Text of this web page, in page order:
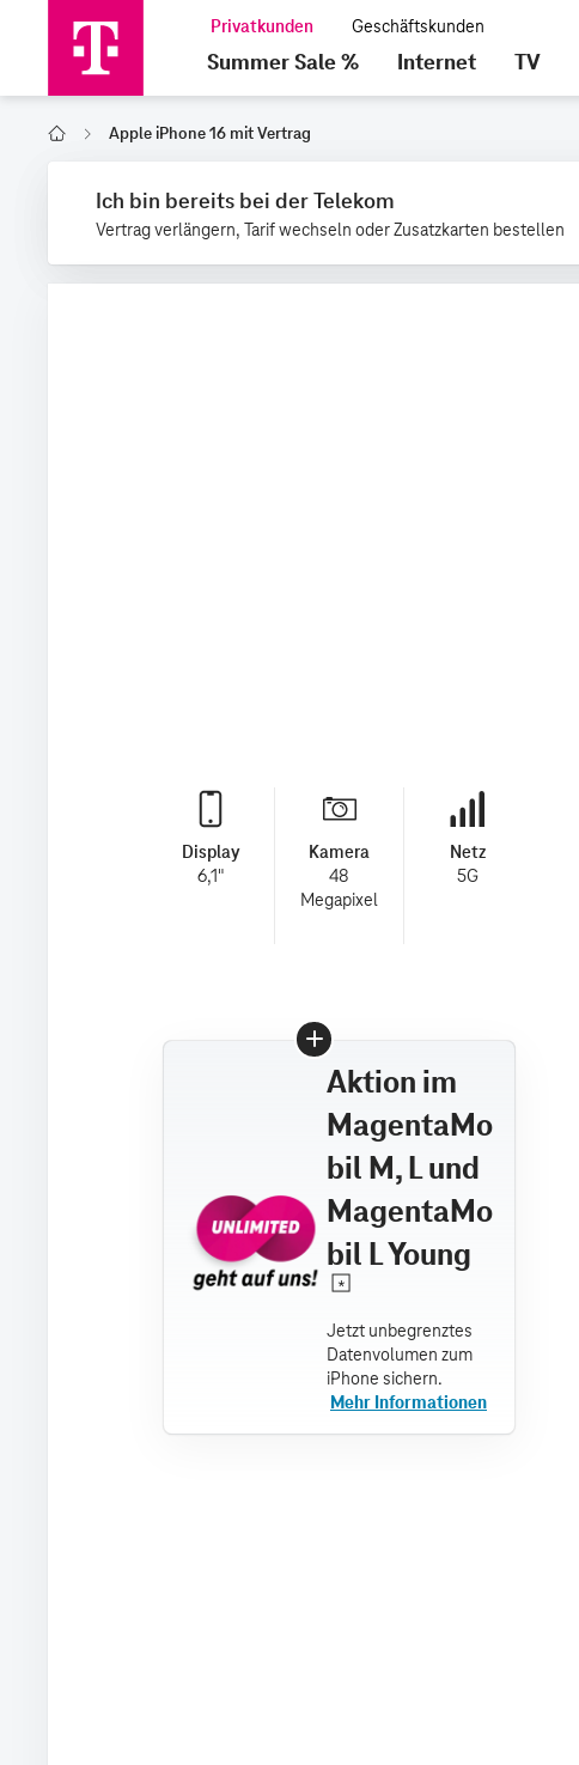
Summer Sale % Internet TV
Home Apple iPhone 16 mit Vertrag
Ich bin bereits bei der Telekom
Vertrag verlängern, Tarif wechseln oder Zusatzkarten bestellen
Display
6,1"
Kamera
48
Megapixel
Netz
5G
Aktion im
MagentaMo
bil M, L und
MagentaMo
bil L Young